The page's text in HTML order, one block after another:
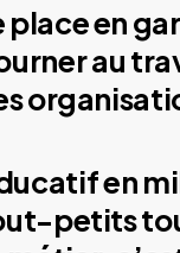
en
au
en
petits